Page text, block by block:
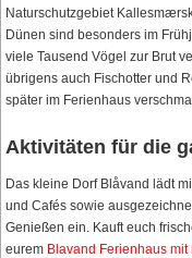
Naturschutzgebiet
Dünen sind besonders im
viele Tausend Vögel zur Brut
übrigens auch Fischotter und
später im Ferienhaus
Aktivitäten für die
Das kleine Dorf Blåvand lädt
und Cafés sowie
Genießen ein. Kauft euch
eurem Blavand Ferienhaus mit